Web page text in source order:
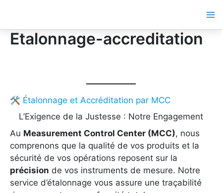
contenu
Etalonnage-accreditation
🛠️ Étalonnage et Accréditation par MCC
L’Exigence de la Justesse : Notre Engagement
Au Measurement Control Center (MCC), nous
comprenons que la qualité de vos produits et la
sécurité de vos opérations reposent sur la
précision de vos instruments de mesure. Notre
service d’étalonnage vous assure une traçabilité